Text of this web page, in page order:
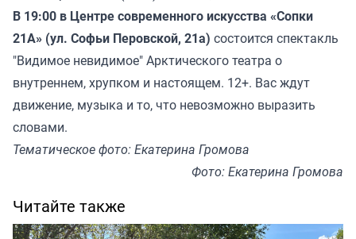
В 19:00 в Центре современного искусства «Сопки
21А» (ул. Софьи Перовской, 21а) состоится спектакль
"Видимое невидимое" Арктического театра о
внутреннем, хрупком и настоящем. 12+. Вас ждут
движение, музыка и то, что невозможно выразить
словами.
Тематическое фото: Екатерина Громова
Фото: Екатерина Громова
Читайте также